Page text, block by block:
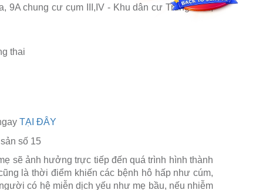
9A chung cư cụm III,IV - Khu dân cư Trung Sơn,
thai
TẠI ĐÂY
sẽ ảnh hưởng trực tiếp đến quá trình hình thành
là thời điểm khiến các bệnh hô hấp như cúm,
có hệ miễn dịch yếu như mẹ bầu, nếu nhiễm